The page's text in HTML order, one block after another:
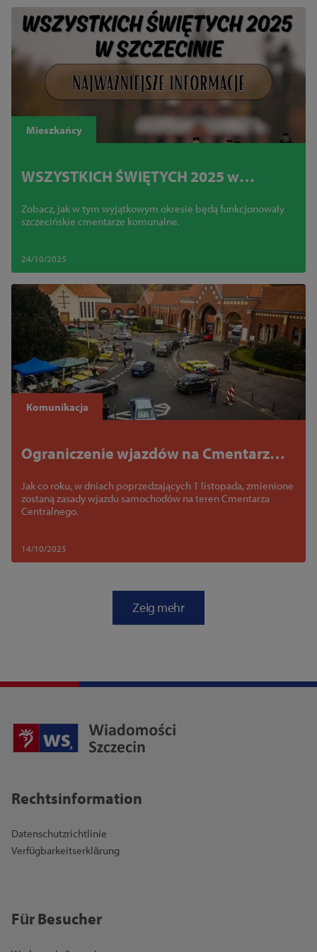
Mieszkańcy
WSZYSTKICH ŚWIĘTYCH 2025 w
Zobacz, jak w tym wyjątkowym okresie będą funkcjonowały
szczecińskie cmentarze komunalne.
24/10/2025
Komunikacja
Ograniczenie wjazdów na Cmentarz
Jak co roku, w dniach poprzedzających 1 listopada, zmienione
zostaną zasady wjazdu samochodów na teren Cmentarza
Centralnego.
14/10/2025
Zeig mehr
Rechtsinformation
Datenschutzrichtlinie
Verfügbarkeitserklärung
Für Besucher